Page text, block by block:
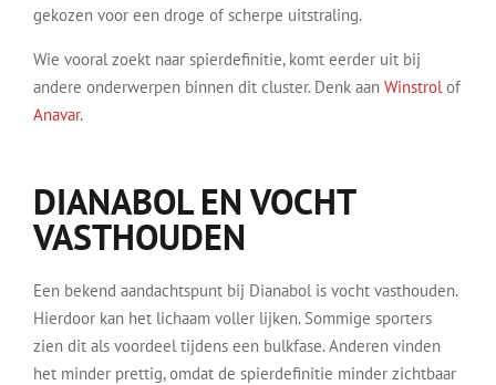
gekozen voor een droge of scherpe uitstraling.
Wie vooral zoekt naar spierdefinitie, komt eerder uit bij
andere onderwerpen binnen dit cluster. Denk aan Winstrol of
Anavar.
DIANABOL EN VOCHT
VASTHOUDEN
Een bekend aandachtspunt bij Dianabol is vocht vasthouden.
Hierdoor kan het lichaam voller lijken. Sommige sporters
zien dit als voordeel tijdens een bulkfase. Anderen vinden
het minder prettig, omdat de spierdefinitie minder zichtbaar